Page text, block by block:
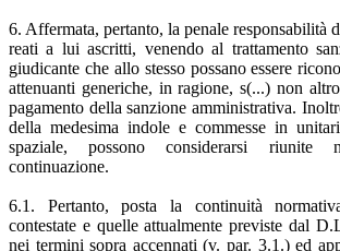
6. Affermata, pertanto, la penale responsabilità
reati a lui ascritti, venendo al trattamento
giudicante che allo stesso possano essere
attenuanti generiche, in ragione, s(...) non
pagamento della sanzione amministrativa.
della medesima indole e commesse in
spaziale, possono considerarsi
continuazione.
6.1. Pertanto, posta la continuità
contestate e quelle attualmente previste dal
nei termini sopra accennati (v. par. 3.1.) ed